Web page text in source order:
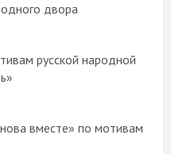
двора
русской народной
вместе» по мотивам